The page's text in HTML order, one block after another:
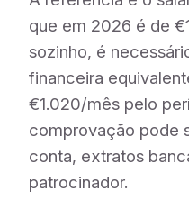
que em 2026 é de
sozinho, é
financeira
€1.020/mês pelo
comprovação pode
conta, extratos
patrocinador.